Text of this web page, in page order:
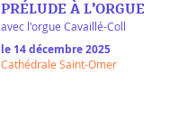
PRÉLUDE À L’ORGUE
avec l'orgue Cavaillé-Coll
le 14 décembre 2025
Cathédrale Saint-Omer